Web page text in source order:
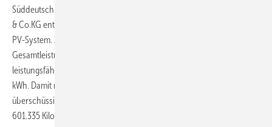
Süddeutschland. Gemeinsam mit dem Partner Timeless Planet GmbH
& Co.KG entsteht dort ein innovatives Carport-Dach mit integriertem
PV-System. Zum Einsatz kommen AESOLARs Horizon-Module mit einer
Gesamtleistung von 1.341,6 kWp. Ergänzt wird die Anlage durch eine
leistungsfähige Batteriespeicherung mit einer Kapazität von 3.864
kWh. Damit maximiert die Therme ihren Eigenverbrauch, speist
überschüssige Energie effizient ins Netz ein und spart jährlich rund
601.335 Kilogramm CO₂.